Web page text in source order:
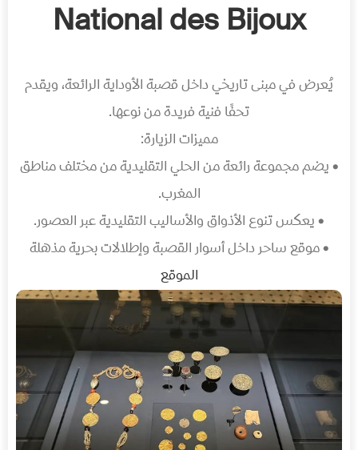
National des Bijoux
يُعرض في مبنى تاريخي داخل قصبة الأوداية الرائعة، ويقدم
تحفًا فنية فريدة من نوعها.
مميزات الزيارة:
• يضم مجموعة رائعة من الحلي التقليدية من مختلف مناطق
المغرب.
• يعكس تنوع الأذواق والأساليب التقليدية عبر العصور.
• موقع ساحر داخل أسوار القصبة وإطلالات بحرية مذهلة
الموقع